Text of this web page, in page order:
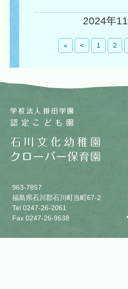
2024年
« < 1 2
963-7857
福島県石川郡石川町当町67-2
Tel 0247-26-2061
Fax 0247-26-9638